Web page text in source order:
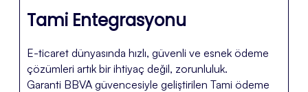
Tami Entegrasyonu
E-ticaret dünyasında hızlı, güvenli ve esnek ödeme
çözümleri artık bir ihtiyaç değil, zorunluluk.
Garanti BBVA güvencesiyle geliştirilen Tami ödeme